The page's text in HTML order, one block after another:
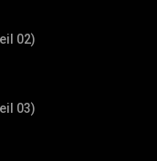
02)
03)